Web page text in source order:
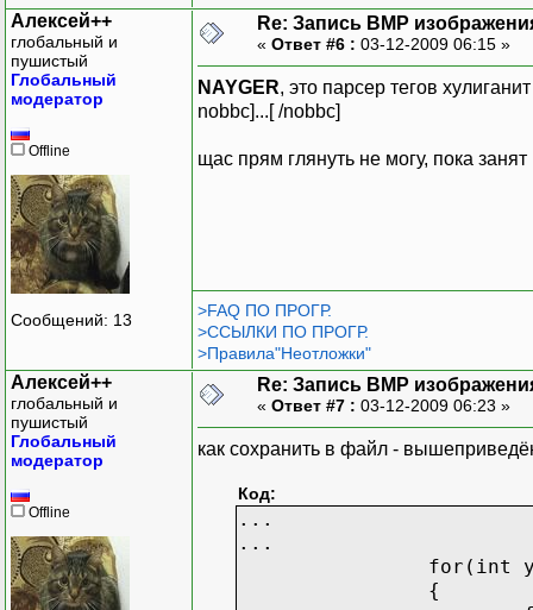
else
MAT[0][3]=L;
fputs( L, file );
... //и т.д.
fclose( file );
Алексей++
глобальный и
пушистый
Глобальный
модератор
Offline
Сообщений: 13
Re: Запись BMP
« Ответ #6 : 03-12-2009 06:15 »
NAYGER, это парсер тегов
nobbc]...[ /nobbc]
щас прям глянуть не могу, пока занят
>FAQ ПО ПРОГР.
>ССЫЛКИ ПО ПРОГР.
>Правила"Неотложки"
Алексей++
глобальный и
пушистый
Глобальный
модератор
Offline
Re: Запись BMP
« Ответ #7 : 03-12-2009 06:23 »
как сохранить в файл -
Код:
...
...
for(int
{